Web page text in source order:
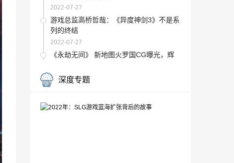
2022-07-27
游戏总监高桥哲哉：《异度神剑3》不是系
列的终结
2022-07-27
《永劫无间》 新地图火罗国CG曝光，辉
2022-07-27
2022-07-27
深度专题